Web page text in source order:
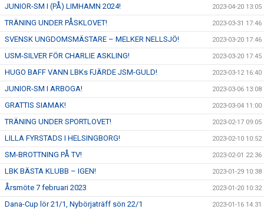
JUNIOR-SM I (PÅ) LIMHAMN 2024! 2023-04-20 13:05
TRÄNING UNDER PÅSKLOVET! 2023-03-31 17:46
SVENSK UNGDOMSMÄSTARE – MELKER NELLSJÖ! 2023-03-20 17:46
USM-SILVER FÖR CHARLIE ASKLING! 2023-03-20 17:45
HUGO BAFF VANN LBKs FJÄRDE JSM-GULD! 2023-03-12 16:40
JUNIOR-SM I ARBOGA! 2023-03-06 13:08
GRATTIS SIAMAK! 2023-03-04 11:00
TRÄNING UNDER SPORTLOVET! 2023-02-17 09:05
LILLA FYRSTADS I HELSINGBORG! 2023-02-10 10:52
SM-BROTTNING PÅ TV! 2023-02-01 22:36
LBK BÄSTA KLUBB – IGEN! 2023-01-29 10:38
Årsmöte 7 februari 2023 2023-01-20 10:32
Dana-Cup lör 21/1, Nybörjaträff sön 22/1 2023-01-16 14:31